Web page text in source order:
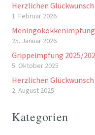
Herzlichen
1. Februar 2026
Meningokokkenimpfung
25. Januar 2026
Grippeimpfung 2025/
5. Oktober 2025
Herzlichen
2. August 2025
Kategorien